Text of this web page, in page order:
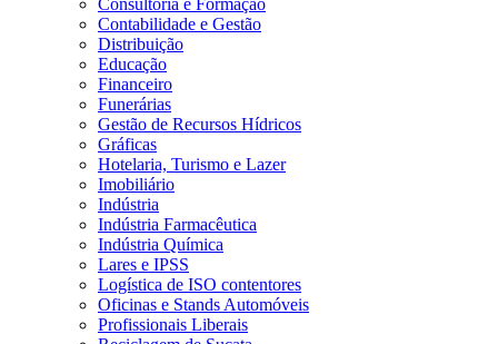
Contabilidade e Gestão
Distribuição
Educação
Financeiro
Funerárias
Gestão de Recursos Hídricos
Gráficas
Hotelaria, Turismo e Lazer
Imobiliário
Indústria
Indústria Farmacêutica
Indústria Química
Lares e IPSS
Logística de ISO contentores
Oficinas e Stands Automóveis
Profissionais Liberais